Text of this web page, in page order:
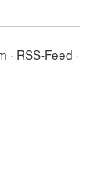
RSS-Feed